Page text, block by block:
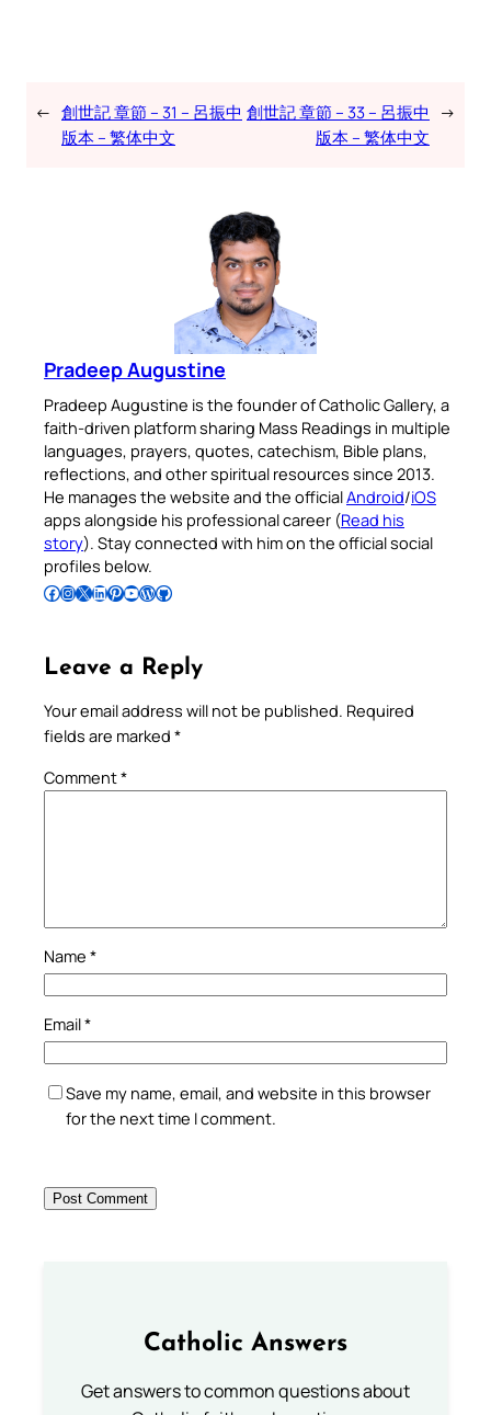
← 創世記 章節 – 31 – 呂振中
版本 – 繁体中文
創世記 章節 – 33 – 呂振中
版本 – 繁体中文
→
Pradeep Augustine
Pradeep Augustine is the founder of Catholic Gallery, a
faith-driven platform sharing Mass Readings in multiple
languages, prayers, quotes, catechism, Bible plans,
reflections, and other spiritual resources since 2013.
He manages the website and the officialAndroid/iOS
apps alongside his professional career (Read his
story). Stay connected with him on the official social
profiles below.
Follow Pradeep on Facebook Follow Pradeep on InstagramFollow Pradeep on X Follow Pradeep on LinkedIn Follow Pradeep on Pinterest Subscribe to Pradeep’s Youtube Channel Follow Pradeep on WordPress Follow Pradeep on GitHub
Leave a Reply
Your email address will not be published. Required
fields are marked *
Comment*
Name *
Email*
Save my name, email, and website in this browser
for the next time I comment.
Catholic Answers
Get answers to common questions about